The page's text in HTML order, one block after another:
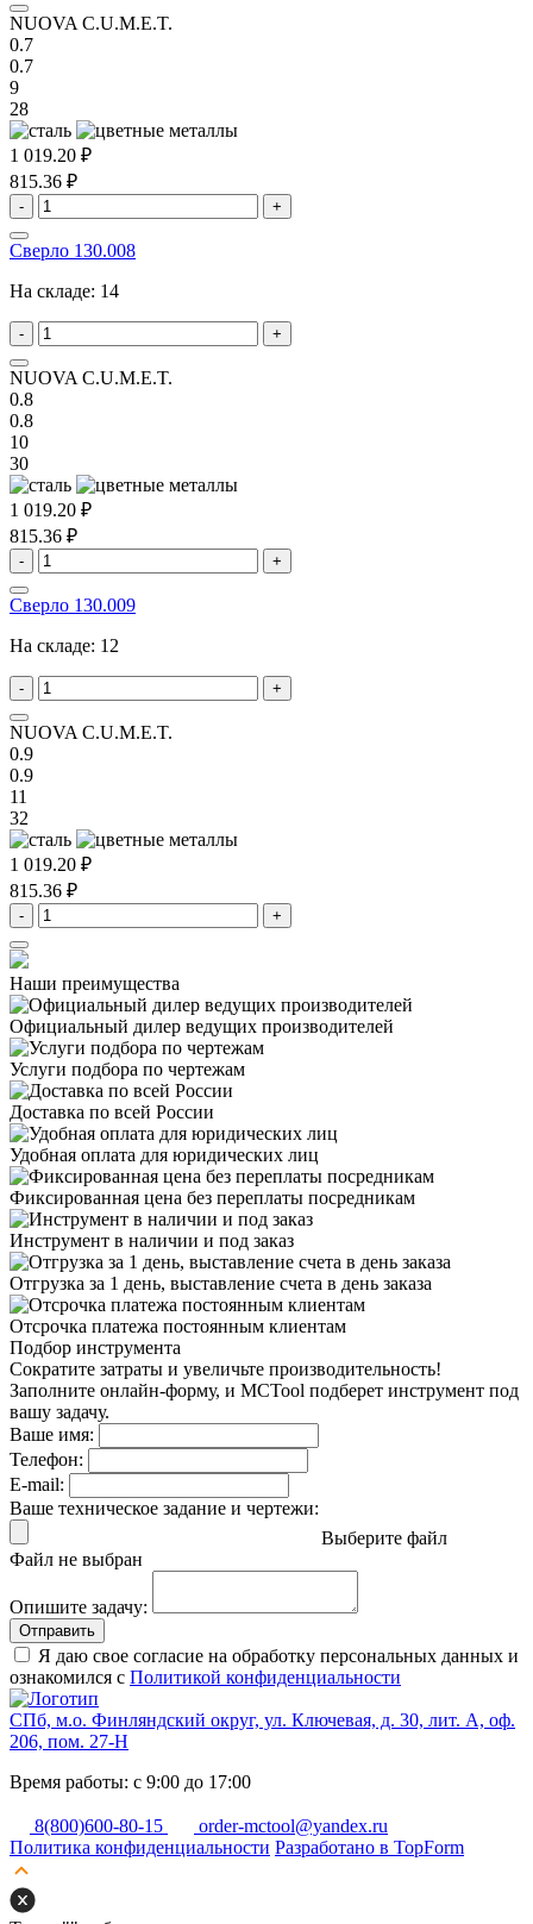
NUOVA C.U.M.E.T.
0.7
0.7
9
28
1 019.20 ₽
815.36 ₽
- +
Сверло 130.008
На складе: 14
- +
NUOVA C.U.M.E.T.
0.8
0.8
10
30
1 019.20 ₽
815.36 ₽
- +
Сверло 130.009
На складе: 12
- +
NUOVA C.U.M.E.T.
0.9
0.9
11
32
1 019.20 ₽
815.36 ₽
- +
Наши преимущества
Официальный дилер ведущих производителей
Услуги подбора по чертежам
Доставка по всей России
Удобная оплата для юридических лиц
Фиксированная цена без переплаты посредникам
Инструмент в наличии и под заказ
Отгрузка за 1 день, выставление счета в день заказа
Отсрочка платежа постоянным клиентам
Подбор инструмента
Сократите затраты и увеличьте производительность!
Заполните онлайн-форму, и MCTool подберет инструмент под
вашу задачу.
Ваше имя:
Телефон:
E-mail:
Ваше техническое задание и чертежи:
Выберите файл
Файл не выбран
Опишите задачу:
Отправить
Я даю свое согласие на обработку персональных данных и
ознакомился с Политикой конфиденциальности
СПб, м.о. Финляндский округ, ул. Ключевая, д. 30, лит. А, оф.
206, пом. 27-Н
Время работы: с 9:00 до 17:00
8(800)600-80-15
order-mctool@yandex.ru
Политика конфиденциальности Разработано в TopForm